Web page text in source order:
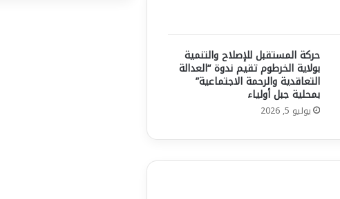
حركة المستقبل للإصلاح والتنمية
بولاية الخرطوم تقيم ندوة “العدالة
التعاقدية والرحمة الاجتماعية”
بمحلية جبل أولياء
يوليو 5, 2026